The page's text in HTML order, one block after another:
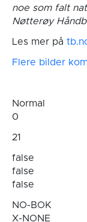
noe som falt
Nøtterøy
Les mer på
Flere bilder
Normal
0
21
false
false
false
NO-BOK
X-NONE